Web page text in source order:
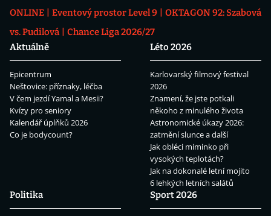
ONLINE
Eventový prostor Level 9
OKTAGON 92: Szabová
vs. Pudilová
Chance Liga 2026/27
Aktuálně
Epicentrum
Neštovice: příznaky, léčba
V čem jezdí Yamal a Mesii?
Kvízy pro seniory
Kalendář úplňků 2026
Co je bodycount?
Léto 2026
Karlovarský filmový festival
2026
Znamení, že jste potkali
někoho z minulého života
Astronomické úkazy 2026:
zatmění slunce a další
Jak obléci miminko při
vysokých teplotách?
Jak na dokonalé letní mojito
6 lehkých letních salátů
Politika
Sport 2026